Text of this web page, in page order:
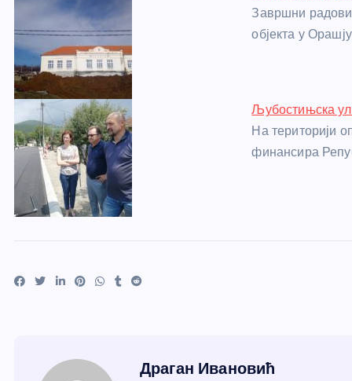
Завршни радови
објекта у
Љубостињска
На територији
финансира
Драган Ивановић